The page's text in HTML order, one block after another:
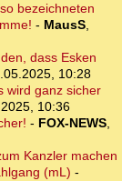
bezeichneten
- MausS,
dass Esken
10:28
wird ganz sicher
10:36
- FOX-NEWS,
Kanzler machen
(mL) -